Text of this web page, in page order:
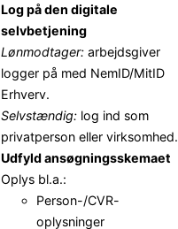
Log på den digitale
selvbetjening
Lønmodtager: arbejdsgiver
logger på med NemID/MitID
Erhverv.
Selvstændig: log ind som
privatperson eller virksomhed.
Udfyld ansøgningsskemaet
Oplys bl.a.:
Person-/CVR-
oplysninger